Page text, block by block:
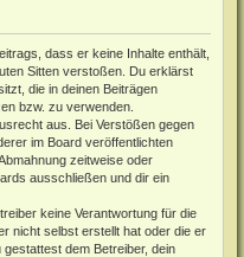
dass er keine Inhalte enthält,
Sitten verstoßen. Du erklärst
die in deinen Beiträgen
bzw. zu verwenden.
aus. Bei Verstößen gegen
im Board veröffentlichten
zeitweise oder
ausschließen und dir ein
keine Verantwortung für die
nicht selbst erstellt hat oder die er
dem Betreiber, dein